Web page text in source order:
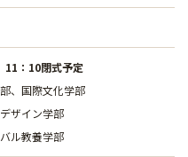
11：10閉式予定
、国際文化学部
ザイン学部
ル教養学部